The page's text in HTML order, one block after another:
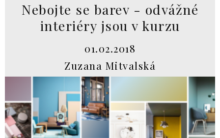
Nebojte se barev - odvážné
interiéry jsou v kurzu
01.02.2018
Zuzana Mitvalská